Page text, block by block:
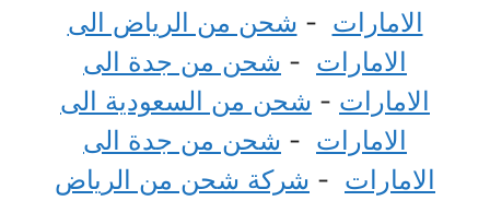
الامارات - شحن من الرياض الى
الامارات - شحن من جدة الى
الامارات - شحن من السعودية الى
الامارات - شحن من جدة الى
الامارات - شركة شحن من الرياض